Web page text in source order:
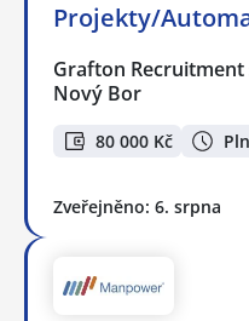
Projekty/
Grafton Recruitment
Nový Bor
80 000 Kč
Zveřejněno: 6. srpna